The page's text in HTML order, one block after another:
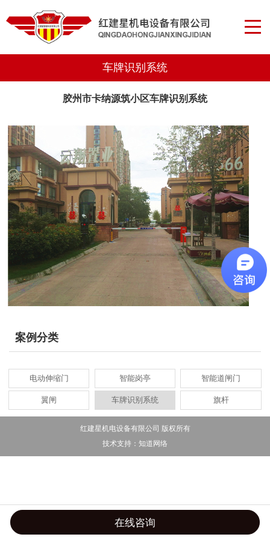
车牌识别系统
胶州市卡纳源筑小区车牌识别系统
案例分类
电动伸缩门 智能岗亭 智能道闸门
翼闸 车牌识别系统 旗杆
红建星机电设备有限公司 版权所有
技术支持： 知道网络
在线咨询